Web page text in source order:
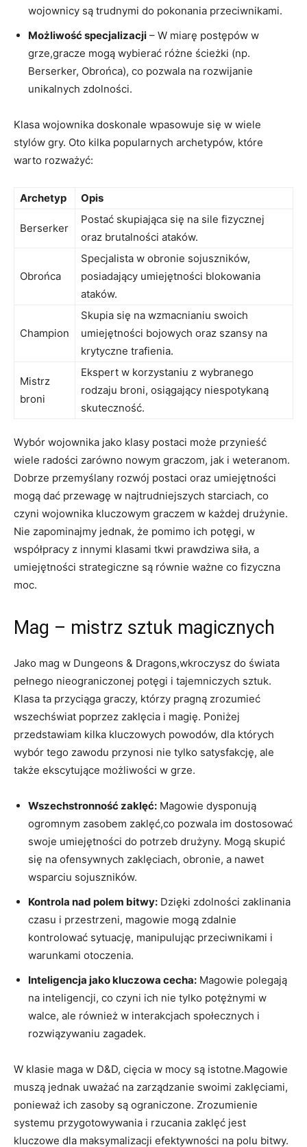
wojownicy są trudnymi do pokonania przeciwnikami.
Możliwość specjalizacji – W miarę postępów w
grze,gracze mogą wybierać różne ścieżki (np.
Berserker, Obrońca), co pozwala na rozwijanie
unikalnych zdolności.
Klasa wojownika doskonale wpasowuje się w wiele
stylów gry. Oto kilka popularnych archetypów, które
warto rozważyć:
Archetyp Opis
Berserker
Postać skupiająca się na sile fizycznej
oraz brutalności ataków.
Obrońca
Specjalista w obronie sojuszników,
posiadający umiejętności blokowania
ataków.
Champion
Skupia się na wzmacnianiu swoich
umiejętności bojowych oraz szansy na
krytyczne trafienia.
Mistrz
broni
Ekspert w korzystaniu z wybranego
rodzaju broni, osiągający niespotykaną
skuteczność.
Wybór wojownika jako klasy postaci może przynieść
wiele radości zarówno nowym graczom, jak i weteranom.
Dobrze przemyślany rozwój postaci oraz umiejętności
mogą dać przewagę w najtrudniejszych starciach, co
czyni wojownika kluczowym graczem w każdej drużynie.
Nie zapominajmy jednak, że pomimo ich potęgi, w
współpracy z innymi klasami tkwi prawdziwa siła, a
umiejętności strategiczne są równie ważne co fizyczna
moc.
Mag – mistrz sztuk magicznych
Jako mag w Dungeons & Dragons,wkroczysz do świata
pełnego nieograniczonej potęgi i tajemniczych sztuk.
Klasa ta przyciąga graczy, którzy pragną zrozumieć
wszechświat poprzez zaklęcia i magię. Poniżej
przedstawiam kilka kluczowych powodów, dla których
wybór tego zawodu przynosi nie tylko satysfakcję, ale
także ekscytujące możliwości w grze.
Wszechstronność zaklęć: Magowie dysponują
ogromnym zasobem zaklęć,co pozwala im dostosować
swoje umiejętności do potrzeb drużyny. Mogą skupić
się na ofensywnych zaklęciach, obronie, a nawet
wsparciu sojuszników.
Kontrola nad polem bitwy: Dzięki zdolności zaklinania
czasu i przestrzeni, magowie mogą zdalnie
kontrolować sytuację, manipulując przeciwnikami i
warunkami otoczenia.
Inteligencja jako kluczowa cecha: Magowie polegają
na inteligencji, co czyni ich nie tylko potężnymi w
walce, ale również w interakcjach społecznych i
rozwiązywaniu zagadek.
W klasie maga w D&D, cięcia w mocy są istotne.Magowie
muszą jednak uważać na zarządzanie swoimi zaklęciami,
ponieważ ich zasoby są ograniczone. Zrozumienie
systemu przygotowywania i rzucania zaklęć jest
kluczowe dla maksymalizacji efektywności na polu bitwy.